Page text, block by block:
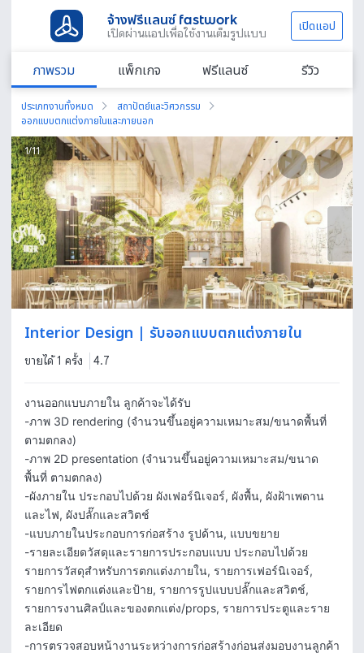
จ้างฟรีแลนซ์ fastwork
เปิดผ่านแอปเพื่อใช้งานเต็มรูปแบบ เปิดแอป
ภาพรวม แพ็กเกจ ฟรีแลนซ์ รีวิว
ประเภทงานทั้งหมด
สถาปัตย์และวิศวกรรม
ออกแบบตกแต่งภายในและภายนอก
1/11
Interior Design | รับออกแบบตกแต่งภายใน
ขายได้ 1 ครั้ง 4.7
งานออกแบบภายใน ลูกค้าจะได้รับ
-ภาพ 3D rendering (จำนวนขึ้นอยู่ความเหมาะสม/ขนาดพื้นที่
ตามตกลง)
-ภาพ 2D presentation (จำนวนขึ้นอยู่ความเหมาะสม/ขนาด
พื้นที่ ตามตกลง)
-ผังภายใน ประกอบไปด้วย ผังเฟอร์นิเจอร์, ผังพื้น, ผังฝ้าเพดาน
และไฟ, ผังปลั๊กและสวิตช์
-แบบภายในประกอบการก่อสร้าง รูปด้าน, แบบขยาย
-รายละเอียดวัสดุและรายการประกอบแบบ ประกอบไปด้วย
รายการวัสดุสำหรับการตกแต่งภายใน, รายการเฟอร์นิเจอร์,
รายการไฟตกแต่งและป้าย, รายการรูปแบบปลั๊กและสวิตช์,
รายการงานศิลป์และของตกแต่ง/props, รายการประตูและราย
ละเอียด
-การตรวจสอบหน้างานระหว่างการก่อสร้างก่อนส่งมอบงานลูกค้า